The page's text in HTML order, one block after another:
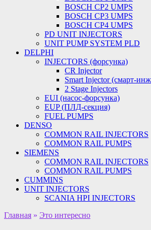
BOSCH CP2 UMPS
BOSCH CP3 UMPS
BOSCH CP4 UMPS
PD UNIT INJECTORS
UNIT PUMP SYSTEM PLD
DELPHI
INJECTORS (форсунка)
CR Injector
Smart Injector (смарт-
2 Stage Injectors
EUI (насос-форсунка)
EUP (ПЛД-секция)
FUEL PUMPS
DENSO
COMMON RAIL INJECTORS
COMMON RAIL PUMPS
SIEMENS
COMMON RAIL INJECTORS
COMMON RAIL PUMPS
CUMMINS
UNIT INJECTORS
SCANIA HPI INJECTORS
Главная » Это интересно